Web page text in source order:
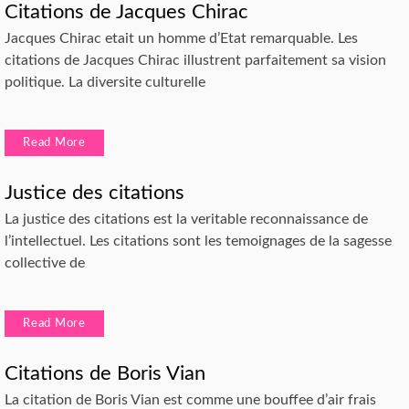
Citations de Jacques Chirac
Jacques Chirac etait un homme d’Etat remarquable. Les
citations de Jacques Chirac illustrent parfaitement sa vision
politique. La diversite culturelle
Read More
Justice des citations
La justice des citations est la veritable reconnaissance de
l’intellectuel. Les citations sont les temoignages de la sagesse
collective de
Read More
Citations de Boris Vian
La citation de Boris Vian est comme une bouffee d’air frais